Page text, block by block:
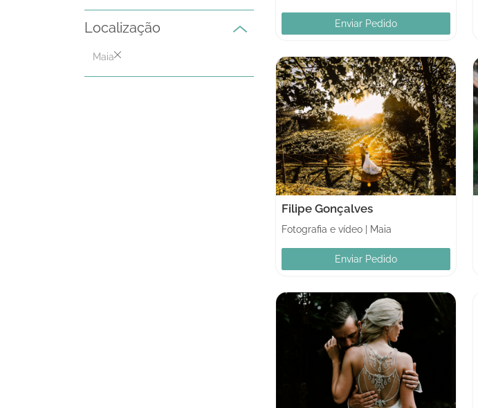
Localização
Maia
Enviar Pedido
Filipe Gonçalves
Fotografia e vídeo Maia
Enviar Pedido